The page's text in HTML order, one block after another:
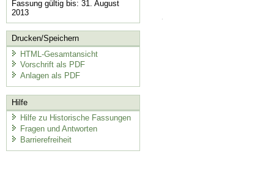
Fassung gültig bis: 31. August
2013
Drucken/Speichern
HTML-Gesamtansicht
Vorschrift als PDF
Anlagen als PDF
Hilfe
Hilfe zu Historische Fassungen
Fragen und Antworten
Barrierefreiheit